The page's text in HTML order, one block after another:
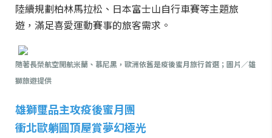
陸續規劃柏林馬拉松、日本富士山自行車賽等主題旅
遊，滿足喜愛運動賽事的旅客需求。
隨著長榮航空開航米蘭、慕尼黑，歐洲依舊是疫後蜜月旅行首選；圖片／雄
獅旅遊提供
雄獅璽品主攻疫後蜜月團
衝北歐躺圓頂屋賞夢幻極光